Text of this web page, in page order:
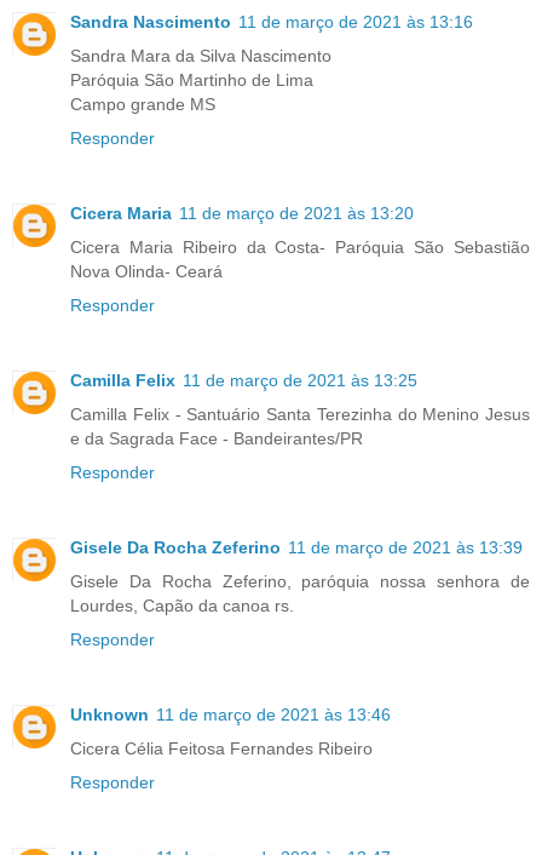
Sandra Nascimento 11 de março de 2021 às 13:16
Sandra Mara da Silva Nascimento
Paróquia São Martinho de Lima
Campo grande MS
Responder
Cicera Maria 11 de março de 2021 às 13:20
Cicera Maria Ribeiro da Costa- Paróquia São Sebastião
Nova Olinda- Ceará
Responder
Camilla Felix 11 de março de 2021 às 13:25
Camilla Felix - Santuário Santa Terezinha do Menino Jesus
e da Sagrada Face - Bandeirantes/PR
Responder
Gisele Da Rocha Zeferino 11 de março de 2021 às 13:39
Gisele Da Rocha Zeferino, paróquia nossa senhora de
Lourdes, Capão da canoa rs.
Responder
Unknown 11 de março de 2021 às 13:46
Cicera Célia Feitosa Fernandes Ribeiro
Responder